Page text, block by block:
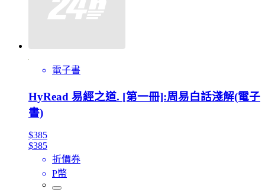
電子書
HyRead 易經之道. [第一冊]:周易白話淺解(電子
書)
$385
$385
折價券
P幣